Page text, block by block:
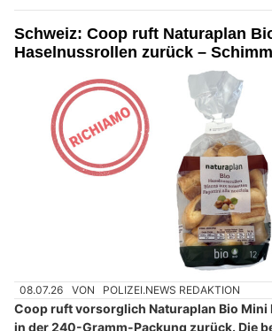
Schweiz: Coop ruft Naturaplan
Haselnussrollen zurück –
08.07.26 VON POLIZEI.NEWS REDAKTION
Coop ruft vorsorglich Naturaplan Bio Mini
in der 240-Gramm-Packung zurück. Die